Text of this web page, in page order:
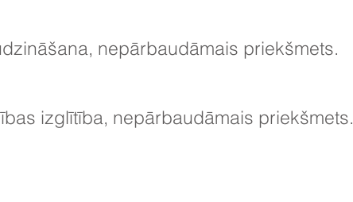
nepārbaudāmais priekšmets.
izglītība, nepārbaudāmais priekšmets.